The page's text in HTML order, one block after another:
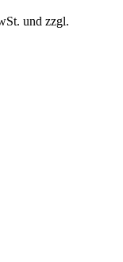
und zzgl.